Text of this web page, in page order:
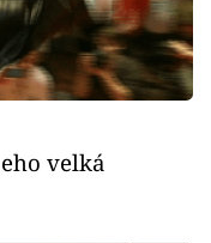
velká